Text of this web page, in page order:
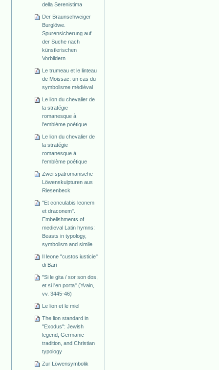
della Serenistima
Der Braunschweiger
Burglöwe.
Spurensicherung auf
der Suche nach
künstlerischen
Vorbildern
Le trumeau et le linteau
de Moissac: un cas du
symbolisme médiéval
Le lion du chevalier de
la stratégie
romanesque à
l'emblème poétique
Le lion du chevalier de
la stratégie
romanesque à
l'emblème poétique
Zwei spätromanische
Löwenskulpturen aus
Riesenbeck
"Et conculabis leonem
et draconem".
Embelishments of
medieval Latin hymns:
Beasts in typology,
symbolism and simile
Il leone "custos iusticie"
di Bari
"Si le gita / sor son dos,
et si l'en porta" (Yvain,
vv. 3445-46)
Le lion et le miel
The lion standard in
"Exodus": Jewish
legend, Germanic
tradition, and Christian
typology
Zur Löwensymbolik